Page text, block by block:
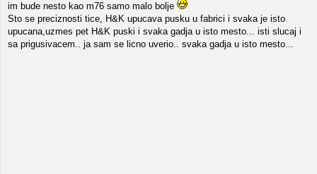
im bude nesto kao m76 samo malo bolje
Sto se preciznosti tice, H&K upucava pusku u fabrici i svaka je isto
upucana,uzmes pet H&K puski i svaka gadja u isto mesto... isti slucaj i
sa prigusivacem.. ja sam se licno uverio.. svaka gadja u isto mesto...